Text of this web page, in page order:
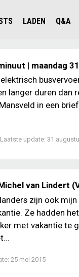
AUTO
LADEN
Q&A
SLIM
| maandag
langer duren dan
in een
Laatste update: 31
van Lindert
zijn ook
Ze hadden
met vakantie te
25 mei 2015